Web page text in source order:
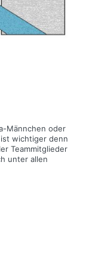
Männchen oder
wichtiger denn
Teammitglieder
unter allen